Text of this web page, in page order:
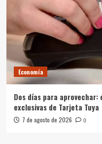
Economía
Dos días para
exclusivas de Tarjeta Tuya
7 de agosto de 2026 0